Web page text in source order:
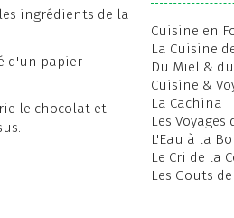
ingrédients de la
d'un papier
le chocolat et
Cuisine en
La Cuisine
Du Miel &
Cuisine &
La Cachina
Les Voyages
L'Eau à la
Le Cri de la
Les Gouts